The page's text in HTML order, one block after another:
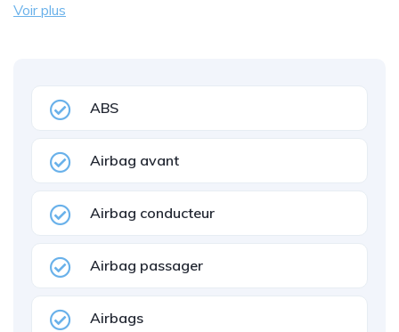
Voir plus
ABS
Airbag avant
Airbag conducteur
Airbag passager
Airbags